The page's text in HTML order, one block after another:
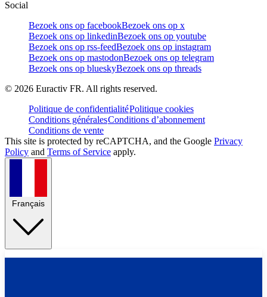
Social
Bezoek ons op facebookBezoek ons op x
Bezoek ons op linkedinBezoek ons op youtube
Bezoek ons op rss-feedBezoek ons op instagram
Bezoek ons op mastodonBezoek ons op telegram
Bezoek ons op blueskyBezoek ons op threads
© 2026 Euractiv FR. All rights reserved.
Politique de confidentialitéPolitique cookies
Conditions généralesConditions d’abonnement
Conditions de vente
This site is protected by reCAPTCHA, and the Google Privacy
Policy and Terms of Service apply.
Français